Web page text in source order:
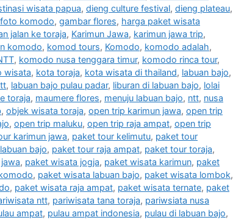
wisata papua, dieng culture festival, dieng plateau,
foto komodo, gambar flores, harga paket wisata
jalan ke toraja, Karimun Jawa, karimun jawa trip,
komodo, komod tours, Komodo, komodo adalah,
, komodo nusa tenggara timur, komodo rinca tour,
wisata, kota toraja, kota wisata di thailand, labuan bajo,
, labuan bajo pulau padar, liburan di labuan bajo, lolai
toraja, maumere flores, menuju labuan bajo, ntt, nusa
, objek wisata toraja, open trip karimun jawa, open trip
, open trip maluku, open trip raja ampat, open trip
karimun jawa, paket tour kelimutu, paket tour
bajo, paket tour raja ampat, paket tour toraja,
, paket wisata jogja, paket wisata karimun, paket
, paket wisata labuan bajo, paket wisata lombok,
, paket wisata raja ampat, paket wisata ternate, paket
ntt, pariwisata tana toraja, pariwsiata nusa
ampat, pulau ampat indonesia, pulau di labuan bajo,